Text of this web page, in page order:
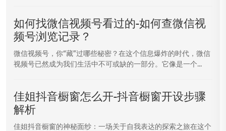
如何找微信视频号看过的-如何查微信视
频号浏览记录？
微信视频号，你“藏”过哪些秘密？在这个信息爆炸的时代，微信
视频号已然成为我们生活中不可或缺的一部分。它像是一个...
佳姐抖音橱窗怎么开-抖音橱窗开设步骤
解析
佳姐抖音橱窗的神秘面纱：一场关于自我表达的探索之旅在这个